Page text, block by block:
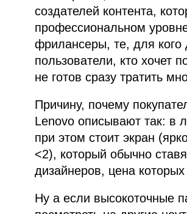
создателей контента,
профессиональном
фрилансеры, те, для кого
пользователи, кто хочет
не готов сразу тратить
Причину, почему
Lenovo описывают так: в
при этом стоит экран
<2), который обычно
дизайнеров, цена
Ну а если высокоточные